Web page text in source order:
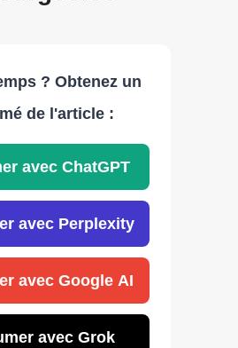
? Obtenez un
de l'article :
avec ChatGPT
avec Perplexity
avec Google AI
avec Grok